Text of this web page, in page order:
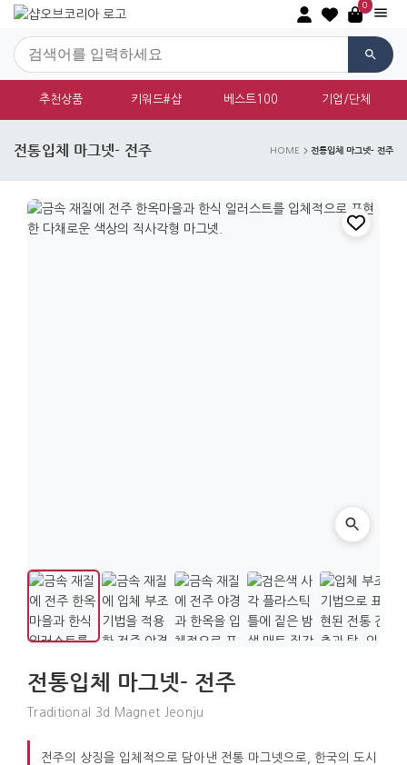
0
추천상품 키워드#샵 베스트100 기업/단체
전통입체 마그넷- 전주 HOME 전통입체 마그넷- 전주
전통입체 마그넷- 전주
Traditional 3d Magnet Jeonju
전주의 상징을 입체적으로 담아낸 전통 마그넷으로, 한국의 도시